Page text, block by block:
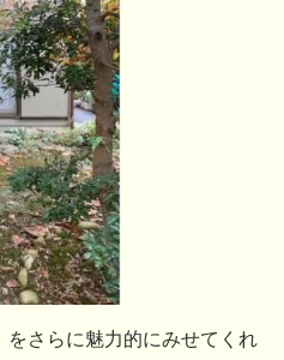
をさらに魅力的にみせてくれ